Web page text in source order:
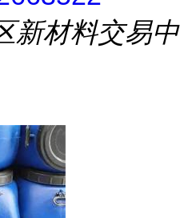
新材料交易中